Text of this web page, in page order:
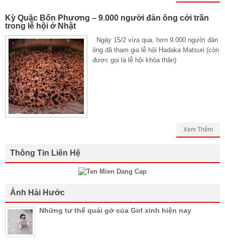
Kỳ Quặc Bốn Phương – 9.000 người đàn ông cởi trần
trong lễ hội ở Nhật
Ngày 15/2 vừa qua, hơn 9.000 người đàn
ông đã tham gia lễ hội Hadaka Matsuri (còn
được gọi là lễ hội khỏa thân)
Xem Thêm
Thông Tin Liên Hệ
Ảnh Hài Hước
Những tư thế quái gở của Girl xinh hiện nay